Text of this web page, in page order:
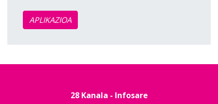
APLIKAZIOA
28 Kanala - Infosare